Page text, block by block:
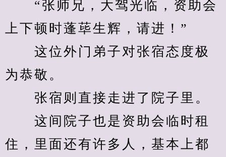
“张师兄，大驾光临，资助会
上下顿时蓬荜生辉，请进！”
这位外门弟子对张宿态度极
为恭敬。
张宿则直接走进了院子里。
这间院子也是资助会临时租
住，里面还有许多人，基本上都